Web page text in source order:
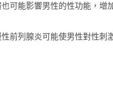
可能影響男性的性功能，增
前列腺炎可能使男性對性刺